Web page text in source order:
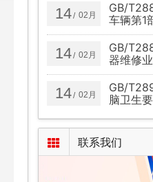
14/ 02月
GB/
车辆第1
14/ 02月
GB/
器维修
14/ 02月
GB/
脑卫生
联系我们